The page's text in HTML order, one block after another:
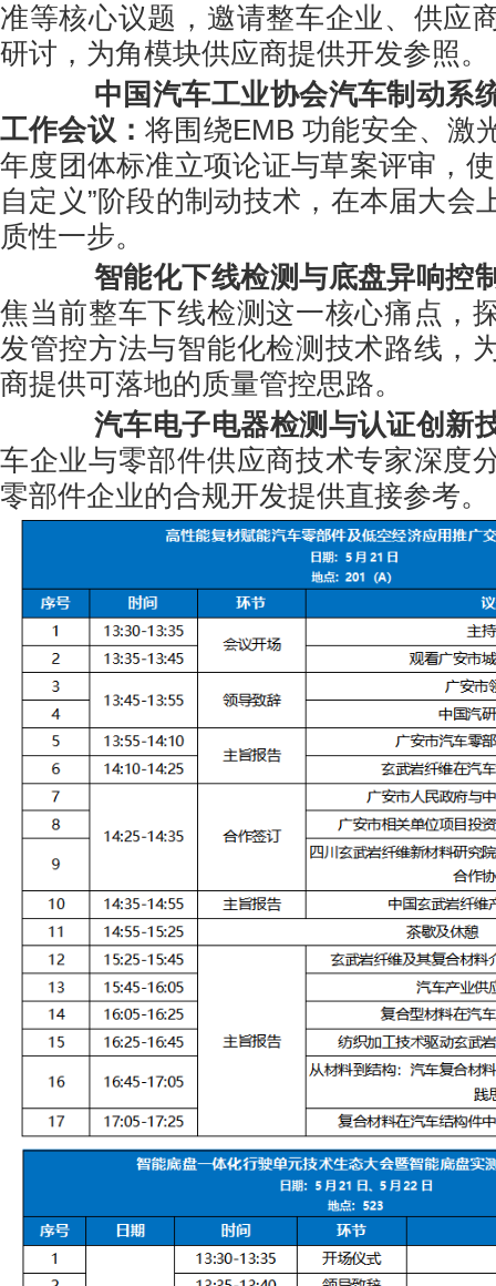
准等核心议题，邀请整车企业、供应
研讨，为角模块供应商提供开发参照。
中国汽车工业协会汽车制动系
工作会议 ：将围绕EMB 功能安全、激
年度团体标准立项论证与草案评审，
自定义”阶段的制动技术，在本届大会
质性一步。
智能化下线检测与底盘异响控
焦当前整车下线检测这一核心痛点，
发管控方法与智能化检测技术路线，
商提供可落地的质量管控思路。
汽车电子电器检测与认证创新
车企业与零部件供应商技术专家深度
零部件企业的合规开发提供直接参考。